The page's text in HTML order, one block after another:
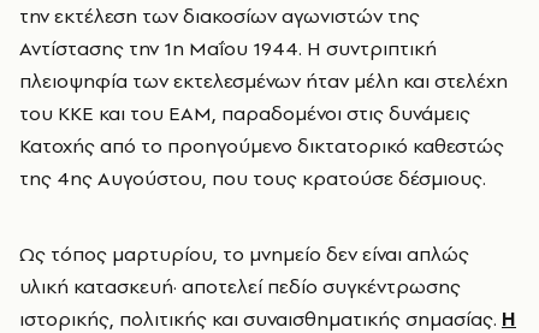
την εκτέλεση των διακοσίων αγωνιστών της
Αντίστασης την 1η Μαΐου 1944. Η συντριπτική
πλειοψηφία των εκτελεσμένων ήταν μέλη και στελέχη
του ΚΚΕ και του ΕΑΜ, παραδομένοι στις δυνάμεις
Κατοχής από το προηγούμενο δικτατορικό καθεστώς
της 4ης Αυγούστου, που τους κρατούσε δέσμιους.
Ως τόπος μαρτυρίου, το μνημείο δεν είναι απλώς
υλική κατασκευή· αποτελεί πεδίο συγκέντρωσης
ιστορικής, πολιτικής και συναισθηματικής σημασίας. Η